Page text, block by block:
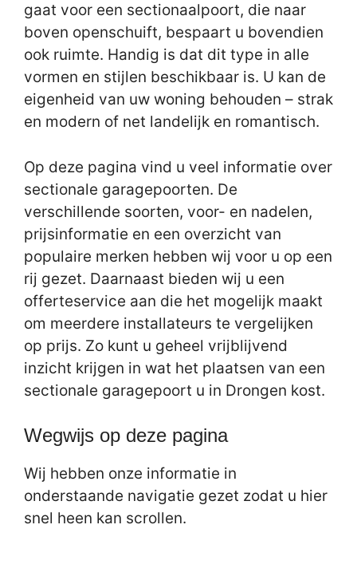
gaat voor een sectionaalpoort, die naar
boven openschuift, bespaart u bovendien
ook ruimte. Handig is dat dit type in alle
vormen en stijlen beschikbaar is. U kan de
eigenheid van uw woning behouden – strak
en modern of net landelijk en romantisch.
Op deze pagina vind u veel informatie over
sectionale garagepoorten. De
verschillende soorten, voor- en nadelen,
prijsinformatie en een overzicht van
populaire merken hebben wij voor u op een
rij gezet. Daarnaast bieden wij u een
offerteservice aan die het mogelijk maakt
om meerdere installateurs te vergelijken
op prijs. Zo kunt u geheel vrijblijvend
inzicht krijgen in wat het plaatsen van een
sectionale garagepoort u in Drongen kost.
Wegwijs op deze pagina
Wij hebben onze informatie in
onderstaande navigatie gezet zodat u hier
snel heen kan scrollen.